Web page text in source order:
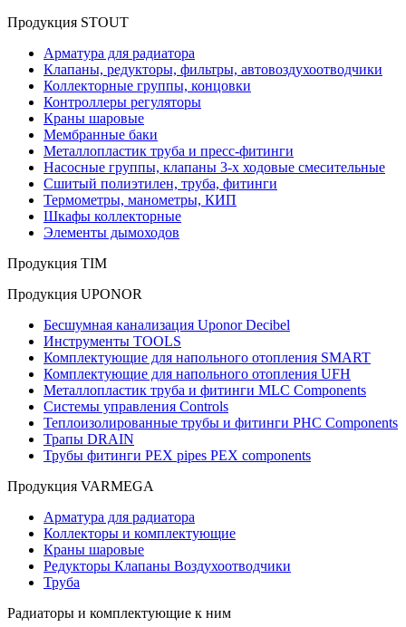
Продукция STOUT
Арматура для радиатора
Клапаны, редукторы, фильтры, автовоздухоотводчики
Коллекторные группы, концовки
Контроллеры регуляторы
Краны шаровые
Мембранные баки
Металлопластик труба и пресс-фитинги
Насосные группы, клапаны 3-х ходовые смесительные
Сшитый полиэтилен, труба, фитинги
Термометры, манометры, КИП
Шкафы коллекторные
Элементы дымоходов
Продукция TIM
Продукция UPONOR
Бесшумная канализация Uponor Decibel
Инструменты TOOLS
Комплектующие для напольного отопления SMART
Комплектующие для напольного отопления UFH
Металлопластик труба и фитинги MLC Components
Системы управления Controls
Теплоизолированные трубы и фитинги PHC Components
Трапы DRAIN
Трубы фитинги PEX pipes PEX components
Продукция VARMEGA
Арматура для радиатора
Коллекторы и комплектующие
Краны шаровые
Редукторы Клапаны Воздухоотводчики
Труба
Радиаторы и комплектующие к ним